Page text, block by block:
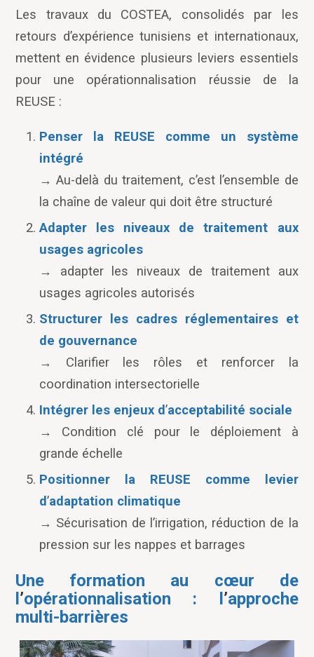
Les travaux du COSTEA, consolidés par les
retours d’expérience tunisiens et internationaux,
mettent en évidence plusieurs leviers essentiels
pour une opérationnalisation réussie de la
REUSE :
Penser la REUSE comme un système
intégré
→ Au-delà du traitement, c’est l’ensemble de
la chaîne de valeur qui doit être structuré
Adapter les niveaux de traitement aux
usages agricoles
→
adapter les niveaux de traitement aux
usages agricoles autorisés
Structurer les cadres réglementaires et
de gouvernance
→
Clarifier les rôles et renforcer la
coordination intersectorielle
Intégrer les enjeux d’acceptabilité sociale
→
Condition clé pour le déploiement à
grande échelle
Positionner la REUSE comme levier
d’adaptation climatique
→ Sécurisation de l’irrigation, réduction de la
pression sur les nappes et barrages
Une formation au cœur de
l’opérationnalisation : l’approche
multi-barrières